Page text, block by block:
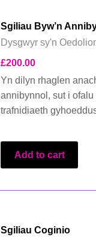
Sgiliau Byw’n
Dysgwyr sy'n
£200.00
Yn dilyn rhaglen
annibynnol, sut i
trafnidiaeth
Add to cart
Sgiliau Coginio